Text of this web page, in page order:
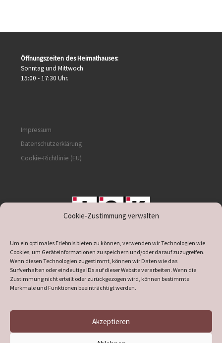
Cookie-Zustimmung verwalten
Um ein optimales Erlebnis bieten zu können, verwenden wir Technologien wie
Cookies, um Geräteinformationen zu speichern und/oder darauf zuzugreifen.
Wenn diesen Technologien zugestimmt, können wir Daten wie das
Surfverhalten oder eindeutige IDs auf dieser Website verarbeiten. Wenn die
Zustimmung nicht erteilt oder zurückgezogen wird, können bestimmte
Merkmale und Funktionen beeinträchtigt werden.
Akzeptieren
Öffnungszeiten des Heimathauses:
Sonntag und Mittwoch
15:00 - 17:30 Uhr.
Impressum
Datenschutzerklärung
Cookie-Richtlinie (EU)
supported by DÖ